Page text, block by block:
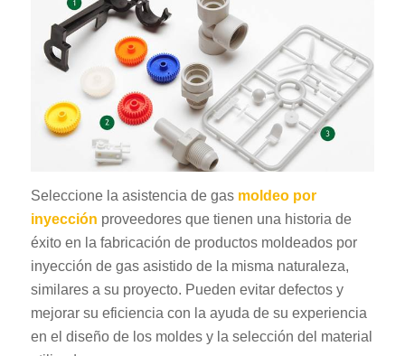
Seleccione la asistencia de gas moldeo por
inyección proveedores que tienen una historia de
éxito en la fabricación de productos moldeados por
inyección de gas asistido de la misma naturaleza,
similares a su proyecto. Pueden evitar defectos y
mejorar su eficiencia con la ayuda de su experiencia
en el diseño de los moldes y la selección del material